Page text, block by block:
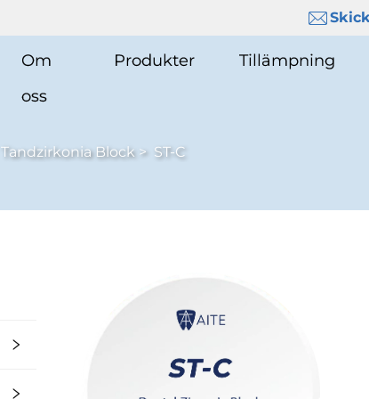
Om
oss
Produkter Tillämpning
Tandzirkonia Block > ST-C